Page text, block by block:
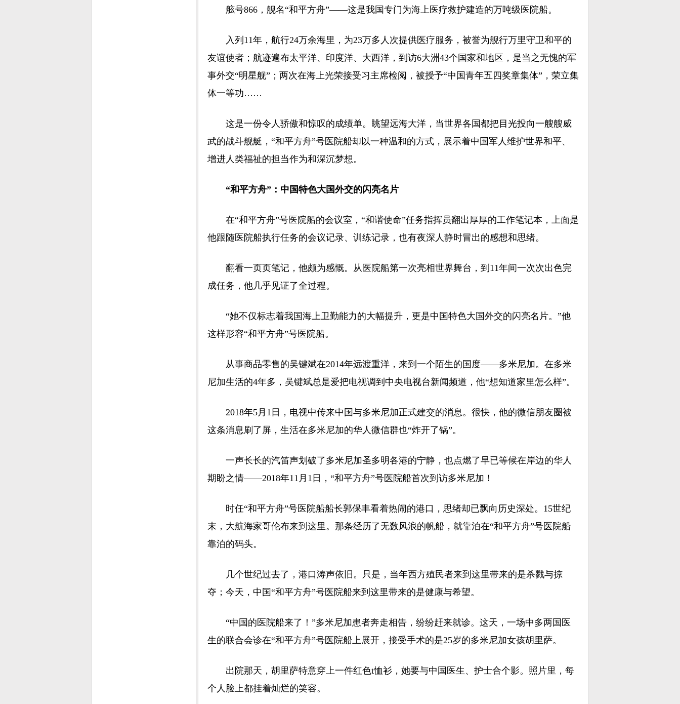
舷号866，舰名“和平方舟”——这是我国专门为海上医疗救护建造的万吨级医院船。
入列11年，航行24万余海里，为23万多人次提供医疗服务，被誉为舰行万里守卫和平的
友谊使者；航迹遍布太平洋、印度洋、大西洋，到访6大洲43个国家和地区，是当之无愧的军
事外交“明星舰”；两次在海上光荣接受习主席检阅，被授予“中国青年五四奖章集体”，荣立集
体一等功……
这是一份令人骄傲和惊叹的成绩单。眺望远海大洋，当世界各国都把目光投向一艘艘威
武的战斗舰艇，“和平方舟”号医院船却以一种温和的方式，展示着中国军人维护世界和平、
增进人类福祉的担当作为和深沉梦想。
“和平方舟”：中国特色大国外交的闪亮名片
在“和平方舟”号医院船的会议室，“和谐使命”任务指挥员翻出厚厚的工作笔记本，上面是
他跟随医院船执行任务的会议记录、训练记录，也有夜深人静时冒出的感想和思绪。
翻看一页页笔记，他颇为感慨。从医院船第一次亮相世界舞台，到11年间一次次出色完
成任务，他几乎见证了全过程。
“她不仅标志着我国海上卫勤能力的大幅提升，更是中国特色大国外交的闪亮名片。”他
这样形容“和平方舟”号医院船。
从事商品零售的吴键斌在2014年远渡重洋，来到一个陌生的国度——多米尼加。在多米
尼加生活的4年多，吴键斌总是爱把电视调到中央电视台新闻频道，他“想知道家里怎么样”。
2018年5月1日，电视中传来中国与多米尼加正式建交的消息。很快，他的微信朋友圈被
这条消息刷了屏，生活在多米尼加的华人微信群也“炸开了锅”。
一声长长的汽笛声划破了多米尼加圣多明各港的宁静，也点燃了早已等候在岸边的华人
期盼之情——2018年11月1日，“和平方舟”号医院船首次到访多米尼加！
时任“和平方舟”号医院船船长郭保丰看着热闹的港口，思绪却已飘向历史深处。15世纪
末，大航海家哥伦布来到这里。那条经历了无数风浪的帆船，就靠泊在“和平方舟”号医院船
靠泊的码头。
几个世纪过去了，港口涛声依旧。只是，当年西方殖民者来到这里带来的是杀戮与掠
夺；今天，中国“和平方舟”号医院船来到这里带来的是健康与希望。
“中国的医院船来了！”多米尼加患者奔走相告，纷纷赶来就诊。这天，一场中多两国医
生的联合会诊在“和平方舟”号医院船上展开，接受手术的是25岁的多米尼加女孩胡里萨。
出院那天，胡里萨特意穿上一件红色t恤衫，她要与中国医生、护士合个影。照片里，每
个人脸上都挂着灿烂的笑容。